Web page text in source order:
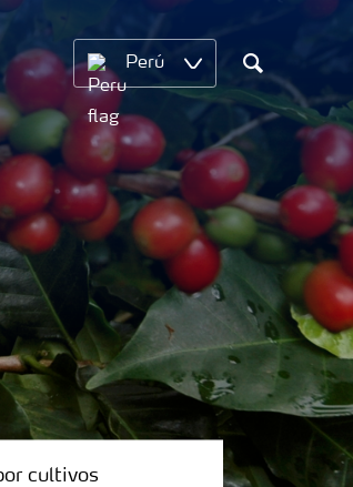
Perú
Search
cultivos